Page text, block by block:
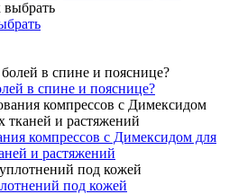
в спине и пояснице?
компрессов с Димексидом для
и растяжений
под кожей